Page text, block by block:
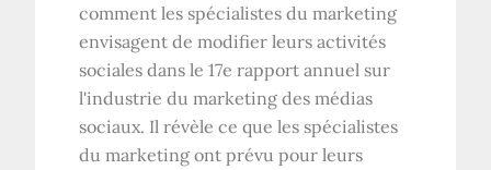
comment les spécialistes du marketing
envisagent de modifier leurs activités
sociales dans le 17e rapport annuel sur
l'industrie du marketing des médias
sociaux. Il révèle ce que les spécialistes
du marketing ont prévu pour leurs